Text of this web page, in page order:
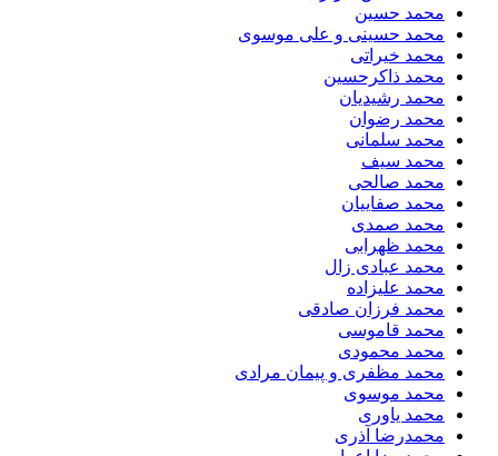
محمد حسین
محمد حسینی و علی موسوی
محمد خیراتی
محمد ذاکرحسین
محمد رشیدیان
محمد رضوان
محمد سلمانی
محمد سیف
محمد صالحی
محمد صفاییان
محمد صمدی
محمد ظهرابی
محمد عبادی زال
محمد علیزاده
محمد فرزان صادقی
محمد قاموسی
محمد محمودی
محمد مظفری و پیمان مرادی
محمد موسوی
محمد یاوری
محمدرضا آذری